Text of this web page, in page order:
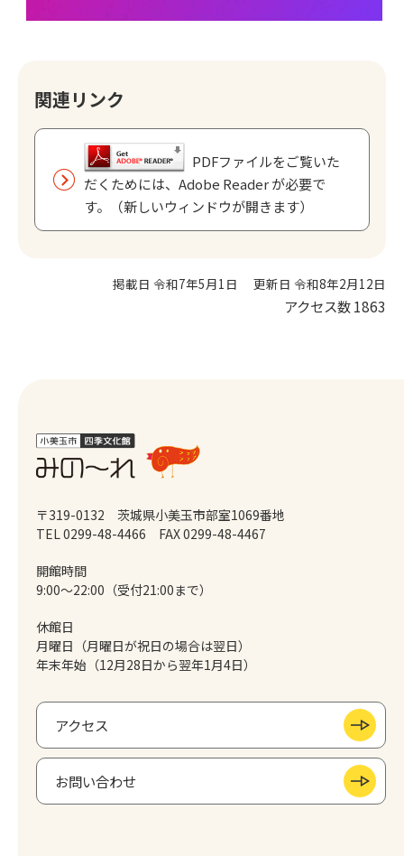
関連リンク
PDFファイルをご覧いた
だくためには、Adobe Reader が必要で
す。（新しいウィンドウが開きます）
掲載日 令和7年5月1日 更新日 令和8年2月12日
アクセス数1863
〒319-0132 茨城県小美玉市部室1069番地
TEL 0299-48-4466
FAX 0299-48-4467
開館時間
9:00～22:00（受付21:00まで）
休館日
月曜日（月曜日が祝日の場合は翌日）
年末年始（12月28日から翌年1月4日）
アクセス
お問い合わせ